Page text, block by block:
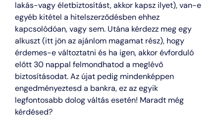
lakás-vagy életbiztosítást, akkor kapsz ilyet), van-e
egyéb kitétel a hitelszerződésben ehhez
kapcsolódóan, vagy sem. Utána kérdezz meg egy
alkuszt (itt jön az ajánlom magamat rész), hogy
érdemes-e változtatni és ha igen, akkor évforduló
előtt 30 nappal felmondhatod a meglévő
biztosításodat. Az újat pedig mindenképpen
engedményeztesd a bankra, ez az egyik
legfontosabb dolog váltás esetén! Maradt még
kérdésed?